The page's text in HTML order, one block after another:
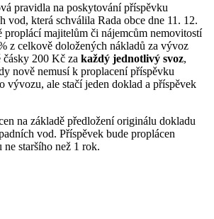
pravidla na poskytování příspěvku
vod, která schválila Rada obce dne 11. 12.
proplácí majitelům či nájemcům nemovitostí
z celkově doložených nákladů za vývoz
200 Kč za každý jednotlivý svoz,
nově nemusí k proplacení příspěvku
vývozu, ale stačí jeden doklad a příspěvek
na základě předložení originálu dokladu
vod. Příspěvek bude proplácen
staršího než 1 rok.